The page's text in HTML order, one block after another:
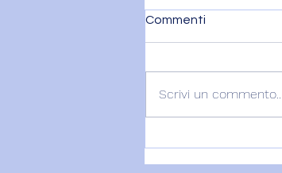
Commenti
Scrivi un commento...